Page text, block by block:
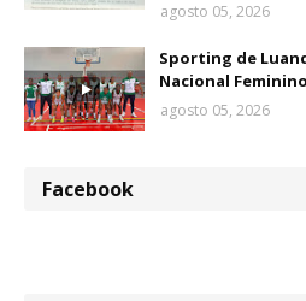
agosto 05, 2026
Sporting de
Nacional
agosto 05, 2026
Facebook